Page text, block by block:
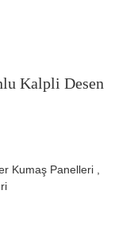
Kalpli Desen
Kumaş Panelleri